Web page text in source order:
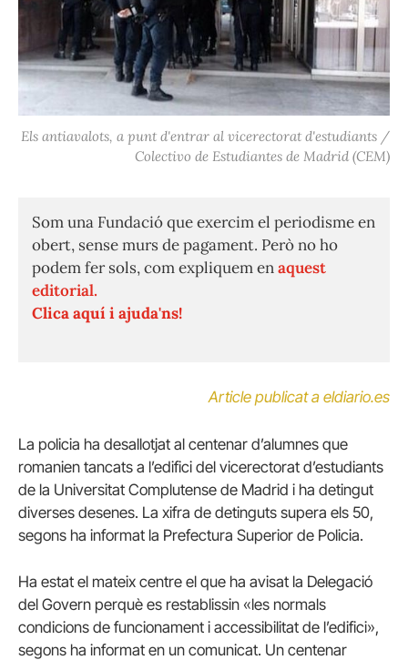
Els antiavalots, a punt d'entrar al vicerectorat d'estudiants /
Colectivo de Estudiantes de Madrid (CEM)
Som una Fundació que exercim el periodisme en
obert, sense murs de pagament. Però no ho
podem fer sols, com expliquem enaquest
editorial.
Clica aquí i ajuda'ns!
Article publicat a eldiario.es
La policia ha desallotjat al centenar d’alumnes que
romanien tancats a l’edifici del vicerectorat d’estudiants
de la Universitat Complutense de Madrid i ha detingut
diverses desenes. La xifra de detinguts supera els 50,
segons ha informat la Prefectura Superior de Policia.
Ha estat el mateix centre el que ha avisat la Delegació
del Govern perquè es restablissin «les normals
condicions de funcionament i accessibilitat de l’edifici»,
segons ha informat en un comunicat. Un centenar